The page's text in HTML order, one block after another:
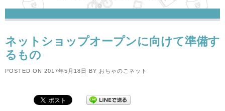
ネットショップオープンに向けて準備す
るもの
POSTED ON 2017年5月18日 BY おちゃのこネット